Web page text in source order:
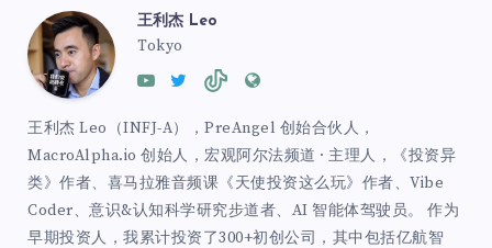
王利杰 Leo
Tokyo
王利杰 Leo（INFJ-A），PreAngel 创始合伙人，
MacroAlpha.io 创始人，宏观阿尔法频道 · 主理人，《投资异
类》作者、喜马拉雅音频课《天使投资这么玩》作者、Vibe
Coder、意识&认知科学研究步道者、AI 智能体驾驶员。 作为
早期投资人，我累计投资了300+初创公司，其中包括亿航智